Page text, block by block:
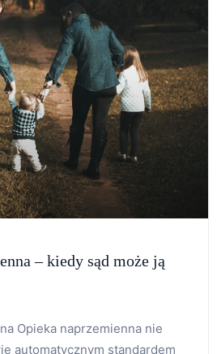
– kiedy sąd może ją
Opieka naprzemienna nie
automatycznym standardem